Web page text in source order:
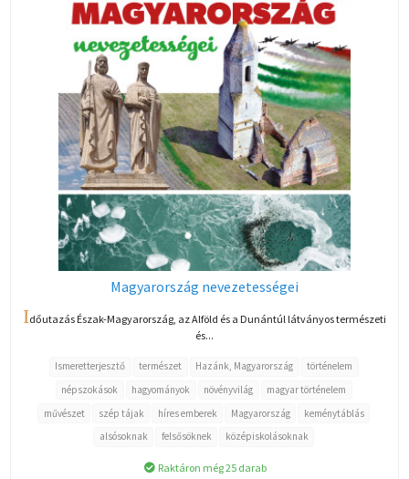
Magyarország nevezetességei
Időutazás Észak-Magyarország, az Alföld és a Dunántúl látványos természeti
és...
Ismeretterjesztő természet Hazánk, Magyarország
történelem
népszokások
hagyományok növényvilág
magyar történelem
művészet
szép tájak híres emberek Magyarország
keménytáblás
alsósoknak
felsősöknek középiskolásoknak
Raktáron még 25 darab